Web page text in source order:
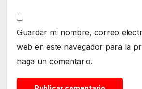
Guardar mi nombre, correo
web en este navegador para la
haga un comentario.